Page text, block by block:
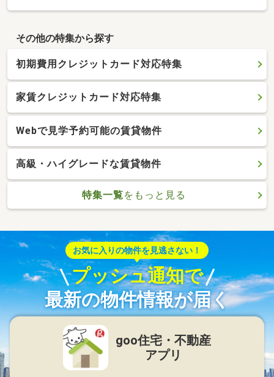
その他の特集から探す
初期費用クレジットカード対応特集
家賃クレジットカード対応特集
Webで見学予約可能の賃貸物件
高級・ハイグレードな賃貸物件
特集一覧をもっと見る
お気に入りの物件を見逃さない！
プッシュ通知で
最新の物件情報が届く
goo住宅・不動産
アプリ